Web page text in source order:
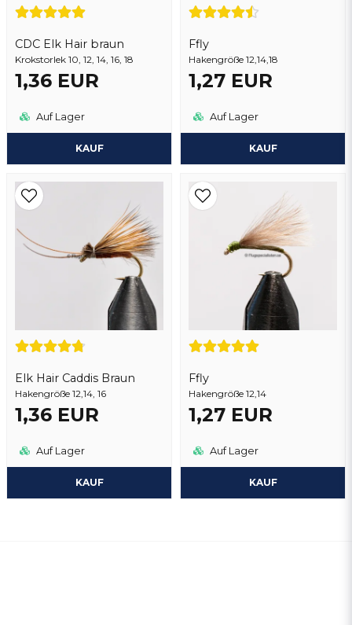
CDC Elk Hair braun
Krokstorlek 10, 12, 14, 16, 18
1,36 EUR
Auf Lager
KAUF
Ffly
Hakengröße 12,14,18
1,27 EUR
Auf Lager
KAUF
Elk Hair Caddis Braun
Hakengröße 12,14, 16
1,36 EUR
Auf Lager
KAUF
Ffly
Hakengröße 12,14
1,27 EUR
Auf Lager
KAUF
Frage senden